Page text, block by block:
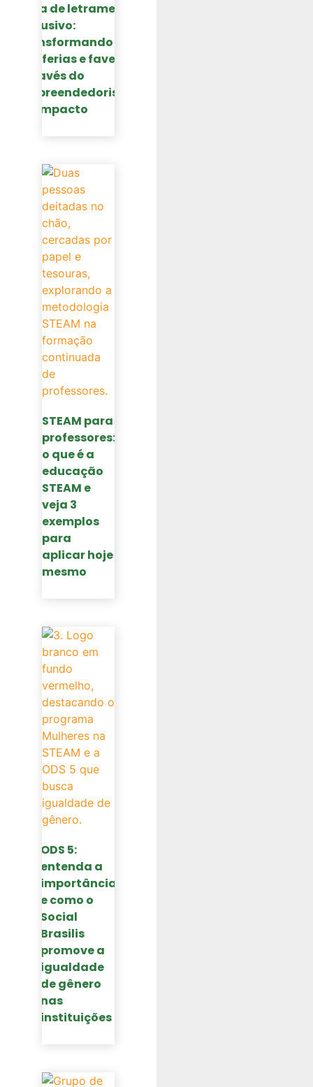
Guia de letramento
inclusivo:
transformando
periferias e favelas
através do
empreendedorismo
de impacto
STEAM para
professores:
o que é a
educação
STEAM e
veja 3
exemplos
para
aplicar hoje
mesmo
ODS 5:
entenda a
importância
e como o
Social
Brasilis
promove a
igualdade
de gênero
nas
instituições